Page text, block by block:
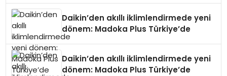
Daikin’den akıllı iklimlendirmede yeni
dönem: Madoka Plus Türkiye’de
Daikin’den akıllı iklimlendirmede yeni
dönem: Madoka Plus Türkiye’de